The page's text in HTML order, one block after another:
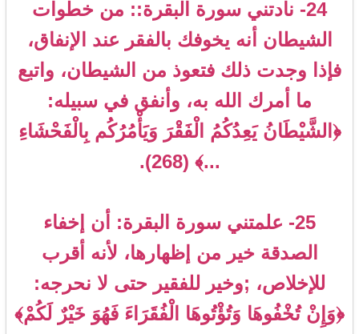
24- نادتني سورة البقرة:: من خطوات
الشيطان أنه يخوفك بالفقر عند الإنفاق،
فإذا وجدت ذلك فتعوذ من الشيطان، واتبع
ما أمرك الله به، وأنفق في سبيله:
﴿الشَّيْطَانُ يَعِدُكُمُ الْفَقْرَ وَيَأْمُرُكُم بِالْفَحْشَاءِ
...﴾ (268).
25- علمتني سورة البقرة: أن إخفاء
الصدقة خير من إظهارها، لأنه أقرب
للإخلاص، ;وخير للفقير حتى لا نحرجه:
﴿وَإِنْ تُخْفُوهَا وَتُؤْتُوهَا الْفُقَرَاءَ فَهُوَ خَيْرٌ لَكُمْ﴾